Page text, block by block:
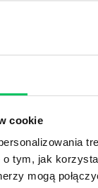
cookie
tym, jak
mogą
W
to szereg
wchodzące
(i mniejszej)
raz się z nim